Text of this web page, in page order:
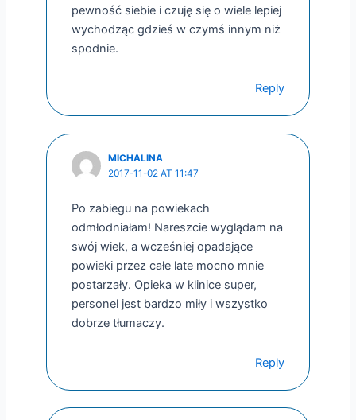
pewność siebie i czuję się o wiele lepiej
wychodząc gdzieś w czymś innym niż
spodnie.
Reply
MICHALINA
2017-11-02 AT 11:47
Po zabiegu na powiekach
odmłodniałam! Nareszcie wyglądam na
swój wiek, a wcześniej opadające
powieki przez całe late mocno mnie
postarzały. Opieka w klinice super,
personel jest bardzo miły i wszystko
dobrze tłumaczy.
Reply